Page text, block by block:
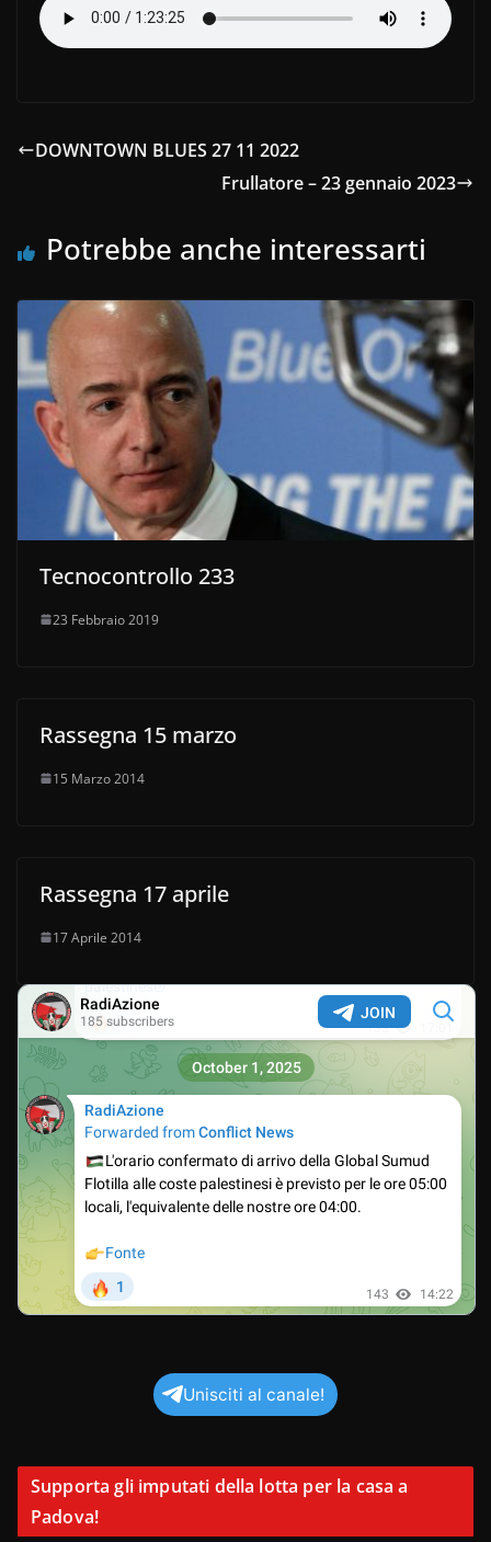
DOWNTOWN BLUES 27 11 2022
Frullatore – 23 gennaio 2023
Potrebbe anche interessarti
Tecnocontrollo 233
23 Febbraio 2019
Rassegna 15 marzo
15 Marzo 2014
Rassegna 17 aprile
17 Aprile 2014
Unisciti al canale!
Supporta gli imputati della lotta per la casa a
Padova!